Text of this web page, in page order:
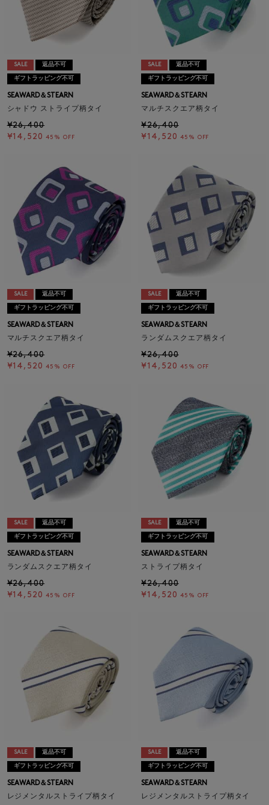
SALE 返品不可
ギフトラッピング不可
SEAWARD＆STEARN
シャドウ ストライプ柄タイ
¥26,400
¥14,520 45% OFF
SALE 返品不可
ギフトラッピング不可
SEAWARD＆STEARN
マルチスクエア柄タイ
¥26,400
¥14,520 45% OFF
SALE 返品不可
ギフトラッピング不可
SEAWARD＆STEARN
マルチスクエア柄タイ
¥26,400
¥14,520 45% OFF
SALE 返品不可
ギフトラッピング不可
SEAWARD＆STEARN
ランダムスクエア柄タイ
¥26,400
¥14,520 45% OFF
SALE 返品不可
ギフトラッピング不可
SEAWARD＆STEARN
ランダムスクエア柄タイ
¥26,400
¥14,520 45% OFF
SALE 返品不可
ギフトラッピング不可
SEAWARD＆STEARN
ストライプ柄タイ
¥26,400
¥14,520 45% OFF
SALE 返品不可
ギフトラッピング不可
SEAWARD＆STEARN
レジメンタルストライプ柄タイ
SALE 返品不可
ギフトラッピング不可
SEAWARD＆STEARN
レジメンタルストライプ柄タイ